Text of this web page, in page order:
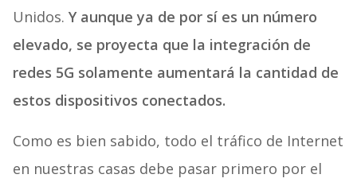
Unidos. Y aunque ya de por sí es un número
elevado, se proyecta que la integración de
redes 5G solamente aumentará la cantidad de
estos dispositivos conectados.
Como es bien sabido, todo el tráfico de Internet
en nuestras casas debe pasar primero por el